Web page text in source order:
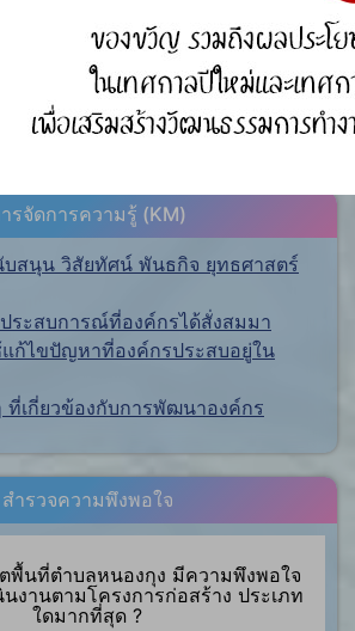
รมการป้องกันและปราบปรามการ
.ป.ช.)
รรมการป้องกันและปราบปรามการ
รจัดการความรู้ (KM)
สนุน วิสัยทัศน์ พันธกิจ ยุทธศาสตร์
ระสบการณ์ที่องค์กรได้สั่งสมมา
ก้ไขปัญหาที่องค์กรประสบอยู่ใน
ที่เกี่ยวข้องกับการพัฒนาองค์กร
สำรวจความพึงพอใจ
พื้นที่ตำบลหนองกุง มีความพึงพอใจ
งานตามโครงการก่อสร้าง ประเภท
ใดมากที่สุด ?